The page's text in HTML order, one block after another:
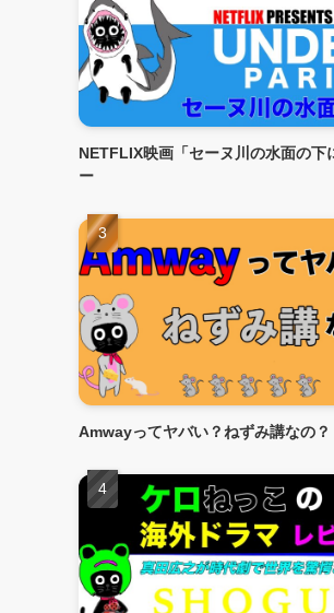
NETFLIX映画「セーヌ川の水面の下
ー
Amwayってヤバい？ねずみ講なの？